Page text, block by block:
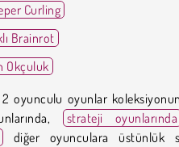
Curling
Brainrot
Okçuluk
oyunculu oyunlar
strateji oyunlarında
diğer oyunculara üstünlük